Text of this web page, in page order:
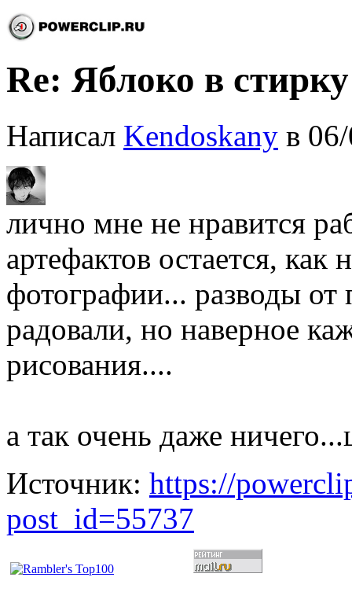
Re: Яблоко в стирку
Написал Kendoskany в
лично мне не нравится
артефактов остается, как
фотографии... разводы от
радовали, но наверное
рисования....
а так очень даже
Источник: https://
post_id=55737